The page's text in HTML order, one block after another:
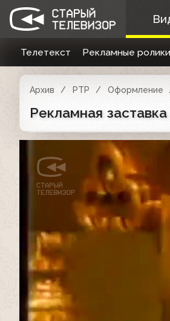
Телетекст Рекламные ролики
Архив РТР Оформление
Рекламная